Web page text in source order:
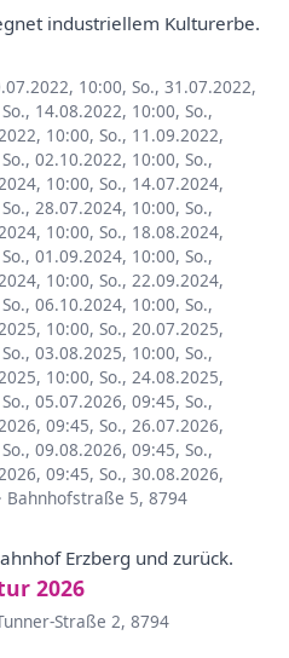
industriellem Kulturerbe.
10:00, So., 31.07.2022,
So., 14.08.2022, 10:00, So.,
10:00, So., 11.09.2022,
So., 02.10.2022, 10:00, So.,
10:00, So., 14.07.2024,
So., 28.07.2024, 10:00, So.,
10:00, So., 18.08.2024,
So., 01.09.2024, 10:00, So.,
10:00, So., 22.09.2024,
So., 06.10.2024, 10:00, So.,
10:00, So., 20.07.2025,
So., 03.08.2025, 10:00, So.,
10:00, So., 24.08.2025,
So., 05.07.2026, 09:45, So.,
09:45, So., 26.07.2026,
So., 09.08.2026, 09:45, So.,
09:45, So., 30.08.2026,
· Bahnhofstraße 5, 8794
Erzberg und zurück.
2026
Straße 2, 8794